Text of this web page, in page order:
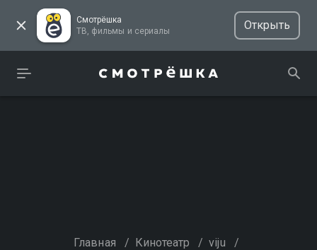
Смотрёшка
ТВ, фильмы и сериалы
Открыть
Главная / Кинотеатр / viju /